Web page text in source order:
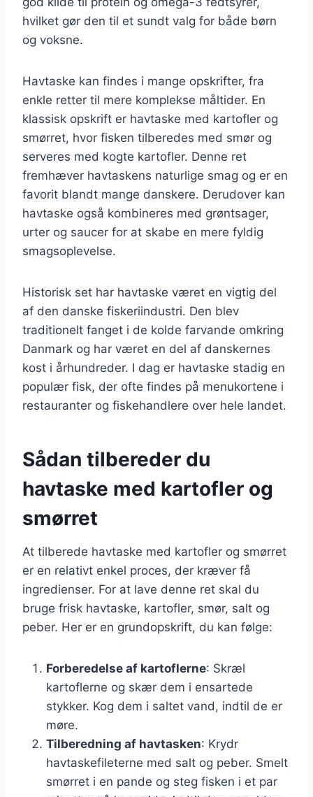
hvilket gør den til et sundt valg for både børn
og voksne.
Havtaske kan findes i mange opskrifter, fra
enkle retter til mere komplekse måltider. En
klassisk opskrift er havtaske med kartofler og
smørret, hvor fisken tilberedes med smør og
serveres med kogte kartofler. Denne ret
fremhæver havtaskens naturlige smag og er en
favorit blandt mange danskere. Derudover kan
havtaske også kombineres med grøntsager,
urter og saucer for at skabe en mere fyldig
smagsoplevelse.
Historisk set har havtaske været en vigtig del
af den danske fiskeriindustri. Den blev
traditionelt fanget i de kolde farvande omkring
Danmark og har været en del af danskernes
kost i århundreder. I dag er havtaske stadig en
populær fisk, der ofte findes på menukortene i
restauranter og fiskehandlere over hele landet.
Sådan tilbereder du
havtaske med kartofler og
smørret
At tilberede havtaske med kartofler og smørret
er en relativt enkel proces, der kræver få
ingredienser. For at lave denne ret skal du
bruge frisk havtaske, kartofler, smør, salt og
peber. Her er en grundopskrift, du kan følge:
Forberedelse af kartoflerne: Skræl
kartoflerne og skær dem i ensartede
stykker. Kog dem i saltet vand, indtil de er
møre.
Tilberedning af havtasken: Krydr
havtaskefileterne med salt og peber. Smelt
smørret i en pande og steg fisken i et par